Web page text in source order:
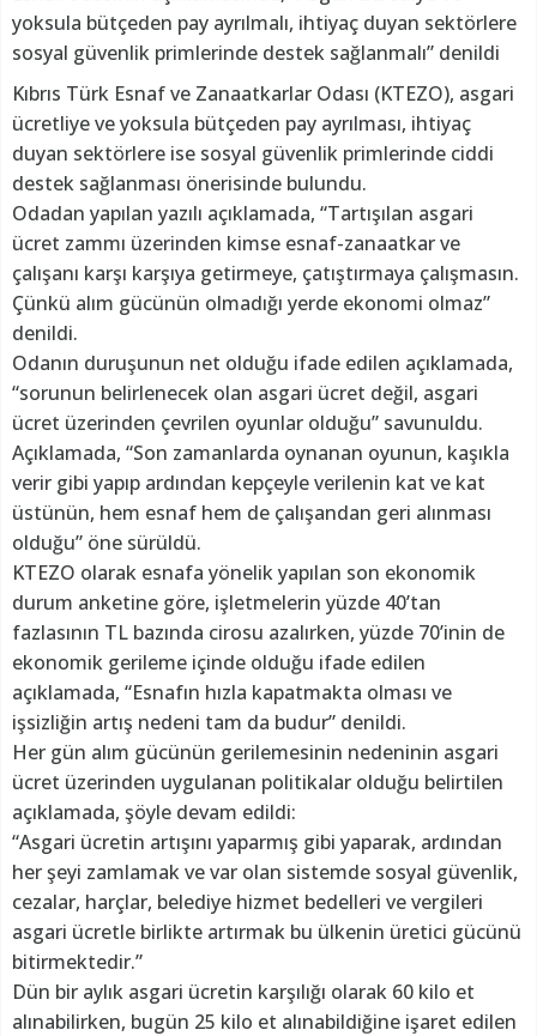
yoksula bütçeden pay ayrılmalı, ihtiyaç duyan sektörlere
sosyal güvenlik primlerinde destek sağlanmalı” denildi
Kıbrıs Türk Esnaf ve Zanaatkarlar Odası (KTEZO), asgari
ücretliye ve yoksula bütçeden pay ayrılması, ihtiyaç
duyan sektörlere ise sosyal güvenlik primlerinde ciddi
destek sağlanması önerisinde bulundu.
Odadan yapılan yazılı açıklamada, “Tartışılan asgari
ücret zammı üzerinden kimse esnaf-zanaatkar ve
çalışanı karşı karşıya getirmeye, çatıştırmaya çalışmasın.
Çünkü alım gücünün olmadığı yerde ekonomi olmaz”
denildi.
Odanın duruşunun net olduğu ifade edilen açıklamada,
“sorunun belirlenecek olan asgari ücret değil, asgari
ücret üzerinden çevrilen oyunlar olduğu” savunuldu.
Açıklamada, “Son zamanlarda oynanan oyunun, kaşıkla
verir gibi yapıp ardından kepçeyle verilenin kat ve kat
üstünün, hem esnaf hem de çalışandan geri alınması
olduğu” öne sürüldü.
KTEZO olarak esnafa yönelik yapılan son ekonomik
durum anketine göre, işletmelerin yüzde 40’tan
fazlasının TL bazında cirosu azalırken, yüzde 70’inin de
ekonomik gerileme içinde olduğu ifade edilen
açıklamada, “Esnafın hızla kapatmakta olması ve
işsizliğin artış nedeni tam da budur” denildi.
Her gün alım gücünün gerilemesinin nedeninin asgari
ücret üzerinden uygulanan politikalar olduğu belirtilen
açıklamada, şöyle devam edildi:
“Asgari ücretin artışını yaparmış gibi yaparak, ardından
her şeyi zamlamak ve var olan sistemde sosyal güvenlik,
cezalar, harçlar, belediye hizmet bedelleri ve vergileri
asgari ücretle birlikte artırmak bu ülkenin üretici gücünü
bitirmektedir.”
Dün bir aylık asgari ücretin karşılığı olarak 60 kilo et
alınabilirken, bugün 25 kilo et alınabildiğine işaret edilen